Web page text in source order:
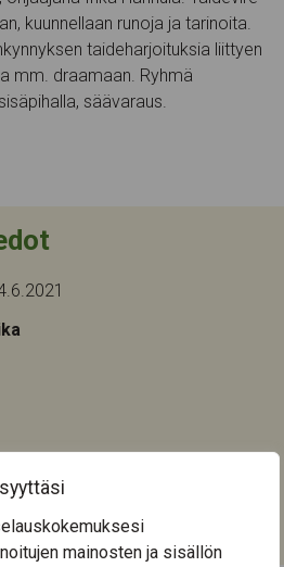
mainosten ja sisällön
kuunnellaan runoja ja tarinoita.
taideharjoituksia liittyen
mm. draamaan. Ryhmä
säävaraus.